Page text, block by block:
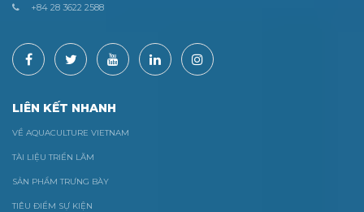
+84 28 3622 2588
LIÊN KẾT NHANH
VỀ AQUACULTURE VIETNAM
TÀI LIỆU TRIỂN LÃM
SẢN PHẨM TRƯNG BÀY
TIÊU ĐIỂM SỰ KIỆN